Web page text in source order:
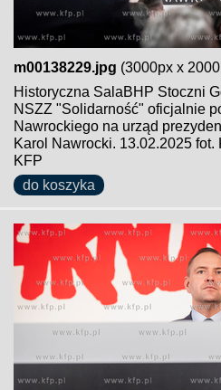
m00138229.jpg (3000px x
Historyczna SalaBHP Stoczni
NSZZ "Solidarność" oficjalnie
Nawrockiego na urząd
Karol Nawrocki. 13.02.2025 fot.
KFP
do koszyka